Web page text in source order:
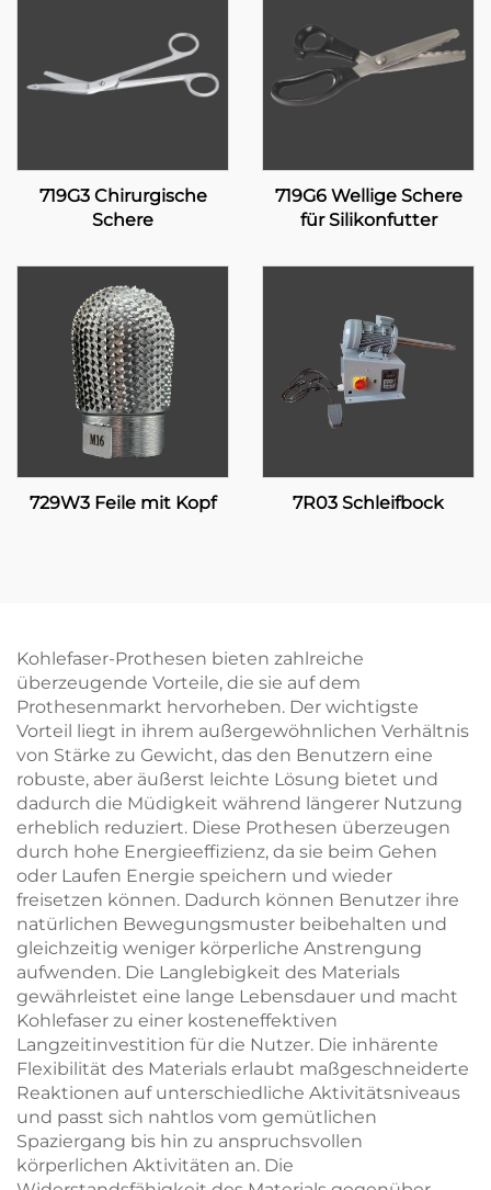
719G3 Chirurgische
Schere
719G6 Wellige Schere
für Silikonfutter
729W3 Feile mit Kopf 7R03 Schleifbock
Kohlefaser-Prothesen bieten zahlreiche
überzeugende Vorteile, die sie auf dem
Prothesenmarkt hervorheben. Der wichtigste
Vorteil liegt in ihrem außergewöhnlichen Verhältnis
von Stärke zu Gewicht, das den Benutzern eine
robuste, aber äußerst leichte Lösung bietet und
dadurch die Müdigkeit während längerer Nutzung
erheblich reduziert. Diese Prothesen überzeugen
durch hohe Energieeffizienz, da sie beim Gehen
oder Laufen Energie speichern und wieder
freisetzen können. Dadurch können Benutzer ihre
natürlichen Bewegungsmuster beibehalten und
gleichzeitig weniger körperliche Anstrengung
aufwenden. Die Langlebigkeit des Materials
gewährleistet eine lange Lebensdauer und macht
Kohlefaser zu einer kosteneffektiven
Langzeitinvestition für die Nutzer. Die inhärente
Flexibilität des Materials erlaubt maßgeschneiderte
Reaktionen auf unterschiedliche Aktivitätsniveaus
und passt sich nahtlos vom gemütlichen
Spaziergang bis hin zu anspruchsvollen
körperlichen Aktivitäten an. Die